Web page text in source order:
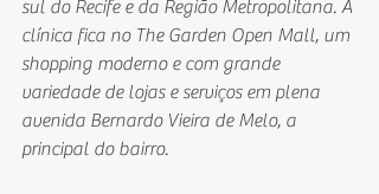
sul do Recife e da Região Metropolitana. A
clínica fica no The Garden Open Mall, um
shopping moderno e com grande
variedade de lojas e serviços em plena
avenida Bernardo Vieira de Melo, a
principal do bairro.